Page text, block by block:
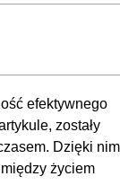
efektywnego
zostały
Dzięki nim
życiem